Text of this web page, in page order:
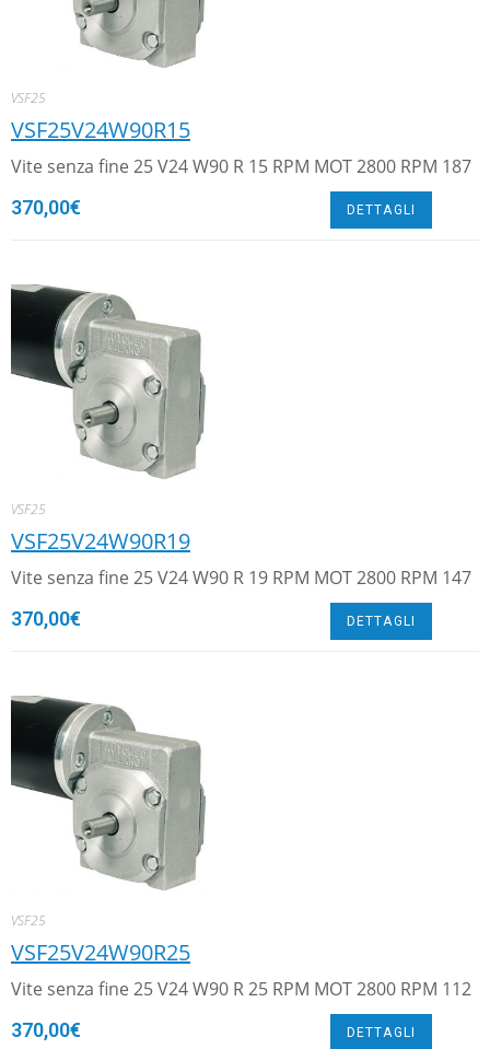
VSF25
VSF25V24W90R15
Vite senza fine 25 V24 W90 R 15 RPM MOT 2800 RPM 187
370,00€ DETTAGLI
VSF25
VSF25V24W90R19
Vite senza fine 25 V24 W90 R 19 RPM MOT 2800 RPM 147
370,00€ DETTAGLI
VSF25
VSF25V24W90R25
Vite senza fine 25 V24 W90 R 25 RPM MOT 2800 RPM 112
370,00€ DETTAGLI